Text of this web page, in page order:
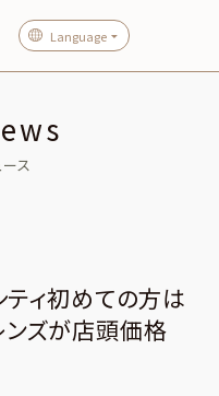
Language
ス
ティ初めての方は
ズが店頭価格